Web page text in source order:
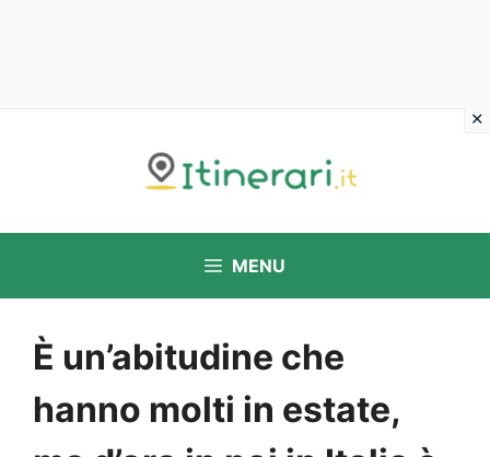
MENU
È un’abitudine che
hanno molti in estate,